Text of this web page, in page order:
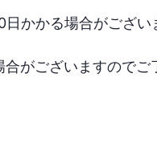
かかる場合がござい
がございますのでご